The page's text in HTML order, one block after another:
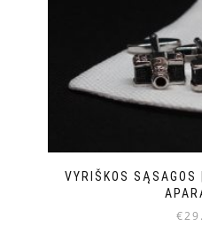
VYRIŠKOS
€